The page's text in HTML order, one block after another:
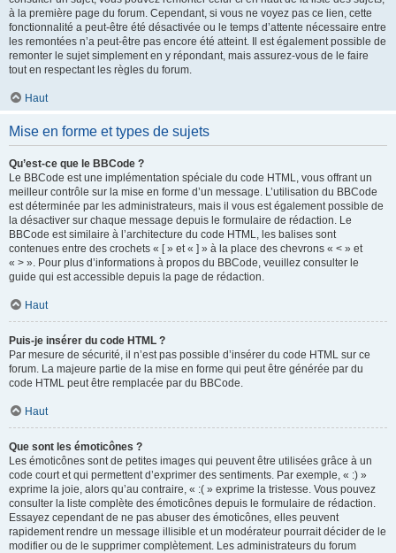
à la première page du forum. Cependant, si vous ne voyez pas ce lien, cette
fonctionnalité a peut-être été désactivée ou le temps d’attente nécessaire entre
les remontées n’a peut-être pas encore été atteint. Il est également possible de
remonter le sujet simplement en y répondant, mais assurez-vous de le faire
tout en respectant les règles du forum.
Haut
Mise en forme et types de sujets
Qu’est-ce que le BBCode ?
Le BBCode est une implémentation spéciale du code HTML, vous offrant un
meilleur contrôle sur la mise en forme d’un message. L’utilisation du BBCode
est déterminée par les administrateurs, mais il vous est également possible de
la désactiver sur chaque message depuis le formulaire de rédaction. Le
BBCode est similaire à l’architecture du code HTML, les balises sont
contenues entre des crochets « [ » et « ] » à la place des chevrons « < » et
« > ». Pour plus d’informations à propos du BBCode, veuillez consulter le
guide qui est accessible depuis la page de rédaction.
Haut
Puis-je insérer du code HTML ?
Par mesure de sécurité, il n’est pas possible d’insérer du code HTML sur ce
forum. La majeure partie de la mise en forme qui peut être générée par du
code HTML peut être remplacée par du BBCode.
Haut
Que sont les émoticônes ?
Les émoticônes sont de petites images qui peuvent être utilisées grâce à un
code court et qui permettent d’exprimer des sentiments. Par exemple, « :) »
exprime la joie, alors qu’au contraire, « :( » exprime la tristesse. Vous pouvez
consulter la liste complète des émoticônes depuis le formulaire de rédaction.
Essayez cependant de ne pas abuser des émoticônes, elles peuvent
rapidement rendre un message illisible et un modérateur pourrait décider de le
modifier ou de le supprimer complètement. Les administrateurs du forum